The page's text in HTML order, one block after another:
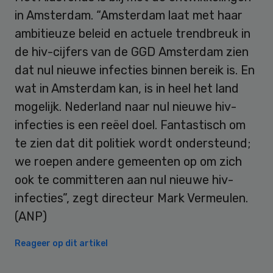
in Amsterdam. “Amsterdam laat met haar
ambitieuze beleid en actuele trendbreuk in
de hiv-cijfers van de GGD Amsterdam zien
dat nul nieuwe infecties binnen bereik is. En
wat in Amsterdam kan, is in heel het land
mogelijk. Nederland naar nul nieuwe hiv-
infecties is een reëel doel. Fantastisch om
te zien dat dit politiek wordt ondersteund;
we roepen andere gemeenten op om zich
ook te committeren aan nul nieuwe hiv-
infecties”, zegt directeur Mark Vermeulen.
(ANP)
Reageer op dit artikel